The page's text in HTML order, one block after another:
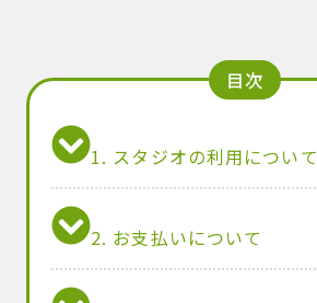
目次
1. スタジオの利用について
2. お支払いについて